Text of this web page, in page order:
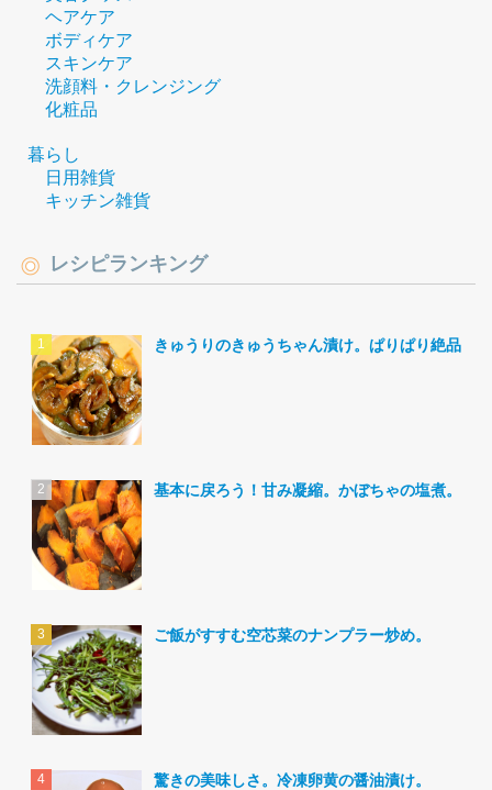
ヘアケア
ボディケア
スキンケア
洗顔料・クレンジング
化粧品
暮らし
日用雑貨
キッチン雑貨
レシピランキング
きゅうりのきゅうちゃん漬け。ぱりぱり絶品。
基本に戻ろう！甘み凝縮。かぼちゃの塩煮。
ご飯がすすむ空芯菜のナンプラー炒め。
驚きの美味しさ。冷凍卵黄の醤油漬け。